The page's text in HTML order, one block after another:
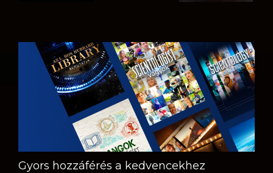
MŰSORNÉZÉS
A SOROZAT
RÉSZEI
Gyors hozzáférés a kedvencekhez